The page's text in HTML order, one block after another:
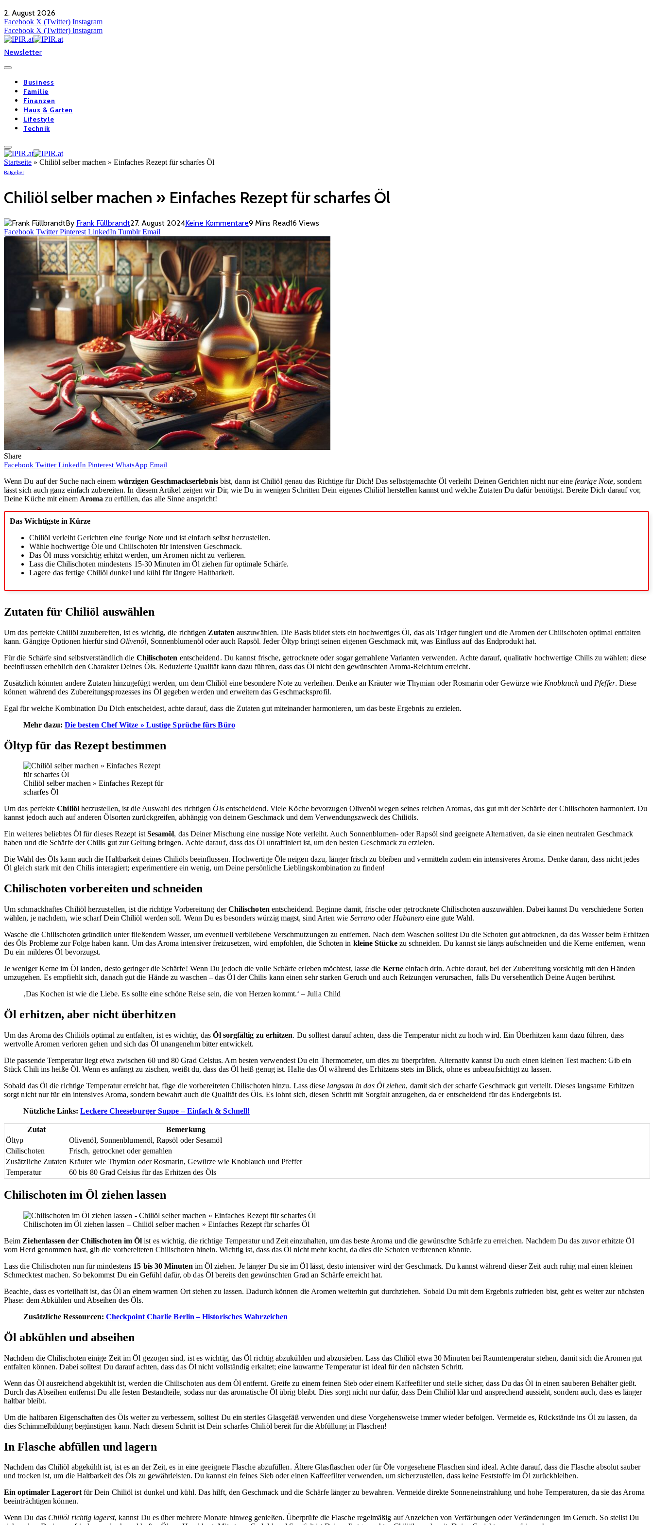
2. August 2026
Facebook X (Twitter) Instagram
Facebook X (Twitter) Instagram
Newsletter
Business
Familie
Finanzen
Haus & Garten
Lifestyle
Technik
Startseite » Chiliöl selber machen » Einfaches Rezept für scharfes Öl
Ratgeber
Chiliöl selber machen » Einfaches Rezept für scharfes Öl
By Frank Füllbrandt27. August 2024Keine Kommentare9 Mins Read16 Views
Facebook Twitter Pinterest LinkedIn Tumblr Email
Share
Facebook Twitter LinkedIn Pinterest WhatsApp Email
Wenn Du auf der Suche nach einem würzigen Geschmackserlebnisbist, dann ist Chiliöl genau das Richtige für Dich! Das selbstgemachte Öl verleiht Deinen Gerichten nicht nur einefeurige Note, sondern
lässt sich auch ganz einfach zubereiten. In diesem Artikel zeigen wir Dir, wie Du in wenigen Schritten Dein eigenes Chiliöl herstellen kannst und welche Zutaten Du dafür benötigst. Bereite Dich darauf vor,
Deine Küche mit einem Aroma zu erfüllen, das alle Sinne anspricht!
Das Wichtigste in Kürze
Chiliöl verleiht Gerichten eine feurige Note und ist einfach selbst herzustellen.
Wähle hochwertige Öle und Chilischoten für intensiven Geschmack.
Das Öl muss vorsichtig erhitzt werden, um Aromen nicht zu verlieren.
Lass die Chilischoten mindestens 15-30 Minuten im Öl ziehen für optimale Schärfe.
Lagere das fertige Chiliöl dunkel und kühl für längere Haltbarkeit.
Zutaten für Chiliöl auswählen
Um das perfekte Chiliöl zuzubereiten, ist es wichtig, die richtigen Zutaten auszuwählen. Die Basis bildet stets ein hochwertiges Öl, das als Träger fungiert und die Aromen der Chilischoten optimal entfalten
kann. Gängige Optionen hierfür sind Olivenöl, Sonnenblumenöl oder auch Rapsöl. Jeder Öltyp bringt seinen eigenen Geschmack mit, was Einfluss auf das Endprodukt hat.
Für die Schärfe sind selbstverständlich die Chilischoten entscheidend. Du kannst frische, getrocknete oder sogar gemahlene Varianten verwenden. Achte darauf, qualitativ hochwertige Chilis zu wählen; diese
beeinflussen erheblich den Charakter Deines Öls. Reduzierte Qualität kann dazu führen, dass das Öl nicht den gewünschten Aroma-Reichtum erreicht.
Zusätzlich könnten andere Zutaten hinzugefügt werden, um dem Chiliöl eine besondere Note zu verleihen. Denke an Kräuter wie Thymian oder Rosmarin oder Gewürze wie Knoblauchund Pfeffer. Diese
können während des Zubereitungsprozesses ins Öl gegeben werden und erweitern das Geschmacksprofil.
Egal für welche Kombination Du Dich entscheidest, achte darauf, dass die Zutaten gut miteinander harmonieren, um das beste Ergebnis zu erzielen.
Mehr dazu: Die besten Chef Witze » Lustige Sprüche fürs Büro
Öltyp für das Rezept bestimmen
Chiliöl selber machen » Einfaches Rezept für
scharfes Öl
Um das perfekteChiliölherzustellen, ist die Auswahl des richtigenÖlsentscheidend. Viele Köche bevorzugen Olivenöl wegen seines reichen Aromas, das gut mit der Schärfe der Chilischoten harmoniert. Du
kannst jedoch auch auf anderen Ölsorten zurückgreifen, abhängig von deinem Geschmack und dem Verwendungszweck des Chiliöls.
Ein weiteres beliebtes Öl für dieses Rezept istSesamöl, das Deiner Mischung eine nussige Note verleiht. Auch Sonnenblumen- oder Rapsöl sind geeignete Alternativen, da sie einen neutralen Geschmack
haben und die Schärfe der Chilis gut zur Geltung bringen. Achte darauf, dass das Öl unraffiniert ist, um den besten Geschmack zu erzielen.
Die Wahl des Öls kann auch die Haltbarkeit deines Chiliöls beeinflussen. Hochwertige Öle neigen dazu, länger frisch zu bleiben und vermitteln zudem ein intensiveres Aroma. Denke daran, dass nicht jedes
Öl gleich stark mit den Chilis interagiert; experimentiere ein wenig, um Deine persönliche Lieblingskombination zu finden!
Chilischoten vorbereiten und schneiden
Um schmackhaftes Chiliöl herzustellen, ist die richtige Vorbereitung derChilischoten entscheidend. Beginne damit, frische oder getrocknete Chilischoten auszuwählen. Dabei kannst Du verschiedene Sorten
wählen, je nachdem, wie scharf Dein Chiliöl werden soll. Wenn Du es besonders würzig magst, sind Arten wie Serrano oder Habanero eine gute Wahl.
Wasche die Chilischoten gründlich unter fließendem Wasser, um eventuell verbliebene Verschmutzungen zu entfernen. Nach dem Waschen solltest Du die Schoten gut abtrocknen, da das Wasser beim Erhitzen
des Öls Probleme zur Folge haben kann. Um das Aroma intensiver freizusetzen, wird empfohlen, die Schoten in kleine Stückezu schneiden. Du kannst sie längs aufschneiden und die Kerne entfernen, wenn
Du ein milderes Öl bevorzugst.
Je weniger Kerne im Öl landen, desto geringer die Schärfe! Wenn Du jedoch die volle Schärfe erleben möchtest, lasse die Kerne einfach drin. Achte darauf, bei der Zubereitung vorsichtig mit den Händen
umzugehen. Es empfiehlt sich, danach gut die Hände zu waschen – das Öl der Chilis kann einen sehr starken Geruch und auch Reizungen verursachen, falls Du versehentlich Deine Augen berührst.
‚Das Kochen ist wie die Liebe. Es sollte eine schöne Reise sein, die von Herzen kommt.‘ – Julia Child
Öl erhitzen, aber nicht überhitzen
Um das Aroma des Chiliöls optimal zu entfalten, ist es wichtig, dasÖl sorgfältig zu erhitzen. Du solltest darauf achten, dass die Temperatur nicht zu hoch wird. Ein Überhitzen kann dazu führen, dass
wertvolle Aromen verloren gehen und sich das Öl unangenehm bitter entwickelt.
Die passende Temperatur liegt etwa zwischen 60 und 80 Grad Celsius. Am besten verwendest Du ein Thermometer, um dies zu überprüfen. Alternativ kannst Du auch einen kleinen Test machen: Gib ein
Stück Chili ins heiße Öl. Wenn es anfängt zu zischen, weißt du, dass das Öl heiß genug ist. Halte das Öl während des Erhitzens stets im Blick, ohne es unbeaufsichtigt zu lassen.
Sobald das Öl die richtige Temperatur erreicht hat, füge die vorbereiteten Chilischoten hinzu. Lass diese langsam in das Öl ziehen, damit sich der scharfe Geschmack gut verteilt. Dieses langsame Erhitzen
sorgt nicht nur für ein intensives Aroma, sondern bewahrt auch die Qualität des Öls. Es lohnt sich, diesen Schritt mit Sorgfalt anzugehen, da er entscheidend für das Endergebnis ist.
Nützliche Links:Leckere Cheeseburger Suppe – Einfach & Schnell!
Zutat
Bemerkung
Öltyp
Olivenöl, Sonnenblumenöl, Rapsöl oder Sesamöl
Chilischoten
Frisch, getrocknet oder gemahlen
Zusätzliche Zutaten Kräuter wie Thymian oder Rosmarin, Gewürze wie Knoblauch und Pfeffer
Temperatur
60 bis 80 Grad Celsius für das Erhitzen des Öls
Chilischoten im Öl ziehen lassen
Chilischoten im Öl ziehen lassen – Chiliöl selber machen » Einfaches Rezept für scharfes Öl
Beim Ziehenlassen der Chilischoten im Öl ist es wichtig, die richtige Temperatur und Zeit einzuhalten, um das beste Aroma und die gewünschte Schärfe zu erreichen. Nachdem Du das zuvor erhitzte Öl
vom Herd genommen hast, gib die vorbereiteten Chilischoten hinein. Wichtig ist, dass das Öl nicht mehr kocht, da dies die Schoten verbrennen könnte.
Lass die Chilischoten nun für mindestens 15 bis 30 Minuten im Öl ziehen. Je länger Du sie im Öl lässt, desto intensiver wird der Geschmack. Du kannst während dieser Zeit auch ruhig mal einen kleinen
Schmecktest machen. So bekommst Du ein Gefühl dafür, ob das Öl bereits den gewünschten Grad an Schärfe erreicht hat.
Beachte, dass es vorteilhaft ist, das Öl an einem warmen Ort stehen zu lassen. Dadurch können die Aromen weiterhin gut durchziehen. Sobald Du mit dem Ergebnis zufrieden bist, geht es weiter zur nächsten
Phase: dem Abkühlen und Abseihen des Öls.
Zusätzliche Ressourcen: Checkpoint Charlie Berlin – Historisches Wahrzeichen
Öl abkühlen und abseihen
Nachdem die Chilischoten einige Zeit im Öl gezogen sind, ist es wichtig, das Öl richtig abzukühlen und abzusieben. Lass das Chiliöl etwa 30 Minuten bei Raumtemperatur stehen, damit sich die Aromen gut
entfalten können. Dabei solltest Du darauf achten, dass das Öl nicht vollständig erkaltet; eine lauwarme Temperatur ist ideal für den nächsten Schritt.
Wenn das Öl ausreichend abgekühlt ist, werden die Chilischoten aus dem Öl entfernt. Greife zu einem feinen Sieb oder einem Kaffeefilter und stelle sicher, dass Du das Öl in einen sauberen Behälter gießt.
Durch das Abseihen entfernst Du alle festen Bestandteile, sodass nur das aromatische Öl übrig bleibt. Dies sorgt nicht nur dafür, dass Dein Chiliöl klar und ansprechend aussieht, sondern auch, dass es länger
haltbar bleibt.
Um die haltbaren Eigenschaften des Öls weiter zu verbessern, solltest Du ein steriles Glasgefäß verwenden und diese Vorgehensweise immer wieder befolgen. Vermeide es, Rückstände ins Öl zu lassen, da
dies Schimmelbildung begünstigen kann. Nach diesem Schritt ist Dein scharfes Chiliöl bereit für die Abfüllung in Flaschen!
In Flasche abfüllen und lagern
Nachdem das Chiliöl abgekühlt ist, ist es an der Zeit, es in eine geeignete Flasche abzufüllen. Ältere Glasflaschen oder für Öle vorgesehene Flaschen sind ideal. Achte darauf, dass die Flasche absolut sauber
und trocken ist, um die Haltbarkeit des Öls zu gewährleisten. Du kannst ein feines Sieb oder einen Kaffeefilter verwenden, um sicherzustellen, dass keine Feststoffe im Öl zurückbleiben.
Ein optimaler Lagerortfür Dein Chiliöl ist dunkel und kühl. Das hilft, den Geschmack und die Schärfe länger zu bewahren. Vermeide direkte Sonneneinstrahlung und hohe Temperaturen, da sie das Aroma
beeinträchtigen können.
Wenn Du das Chiliöl richtig lagerst, kannst Du es über mehrere Monate hinweg genießen. Überprüfe die Flasche regelmäßig auf Anzeichen von Verfärbungen oder Veränderungen im Geruch. So stellst Du